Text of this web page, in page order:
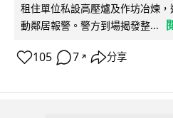
租住單位私設高壓爐及作坊冶煉
動鄰居報警。警方到場揭發整...
105 7 ↗ 分享